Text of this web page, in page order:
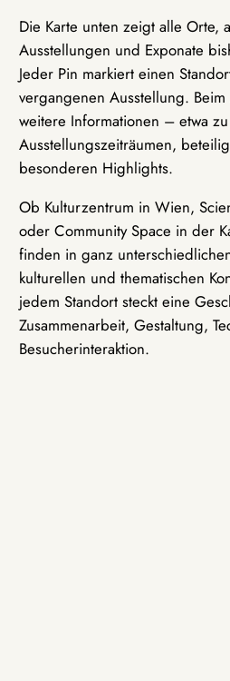
Die Karte unten zeigt alle Orte,
Ausstellungen und Exponate
Jeder Pin markiert einen
vergangenen Ausstellung.
weitere Informationen – etwa
Ausstellungszeiträumen,
besonderen Highlights.
Ob Kulturzentrum in Wien,
oder Community Space in der
finden in ganz
kulturellen und thematischen
jedem Standort steckt eine
Zusammenarbeit, Gestaltung,
Besucherinteraktion.